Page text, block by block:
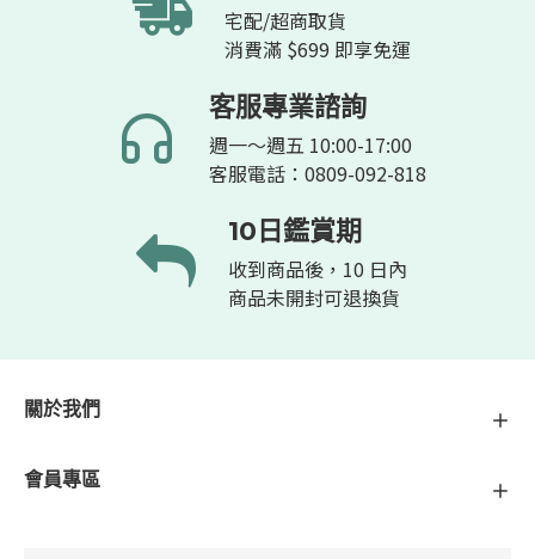
宅配/超商取貨
消費滿 $699 即享免運
客服專業諮詢
週一～週五 10:00-17:00
客服電話：0809-092-818
10日鑑賞期
收到商品後，10 日內
商品未開封可退換貨
關於我們
會員專區